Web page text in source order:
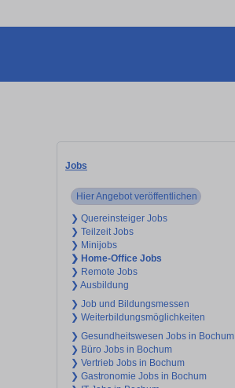
Jobs
Hier Angebot veröffentlichen
❯ Quereinsteiger Jobs
❯ Teilzeit Jobs
❯ Minijobs
❯ Home-Office Jobs
❯ Remote Jobs
❯ Ausbildung
❯ Job und Bildungsmessen
❯ Weiterbildungsmöglichkeiten
❯ Gesundheitswesen Jobs in Bochum
❯ Büro Jobs in Bochum
❯ Vertrieb Jobs in Bochum
❯ Gastronomie Jobs in Bochum